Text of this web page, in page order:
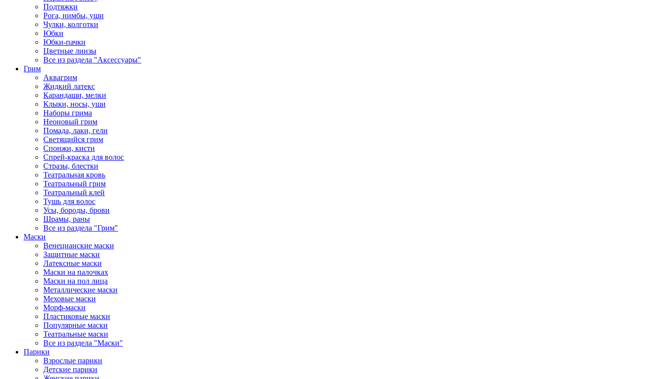
Подтяжки
Рога, нимбы, уши
Чулки, колготки
Юбки
Юбки-пачки
Цветные линзы
Все из раздела "Аксессуары"
Грим
Аквагрим
Жидкий латекс
Карандаши, мелки
Клыки, носы, уши
Наборы грима
Неоновый грим
Помада, лаки, гели
Светящийся грим
Спонжи, кисти
Спрей-краска для волос
Стразы, блестки
Театральная кровь
Театральный грим
Театральный клей
Тушь для волос
Усы, бороды, брови
Шрамы, раны
Все из раздела "Грим"
Маски
Венецианские маски
Защитные маски
Латексные маски
Маски на палочках
Маски на пол лица
Металлические маски
Меховые маски
Морф-маски
Пластиковые маски
Популярные маски
Театральные маски
Все из раздела "Маски"
Парики
Взрослые парики
Детские парики